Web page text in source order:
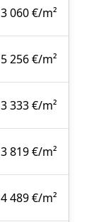
3 060 €/m²
5 256 €/m²
3 333 €/m²
3 819 €/m²
4 489 €/m²